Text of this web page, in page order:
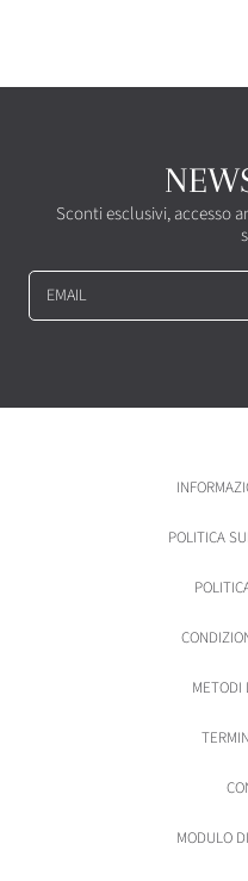
Sconti esclusivi, accesso
EMAIL
POLITICA
METODI
MODULO